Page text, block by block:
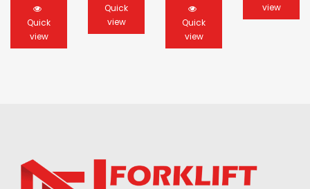
Quick
view
Quick
view
Quick
view
view